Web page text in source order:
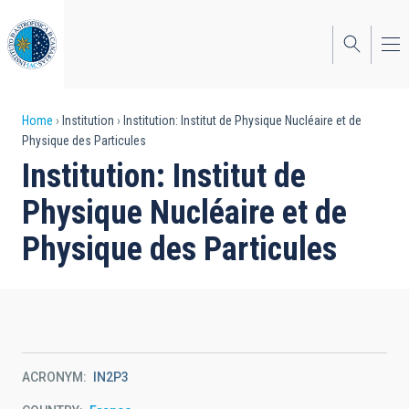
to
main
content
Breadcrumb
Home Institution
Institution: Institut de Physique Nucléaire et de
Physique des Particules
Institution: Institut de
Physique Nucléaire et de
Physique des Particules
ACRONYM IN2P3